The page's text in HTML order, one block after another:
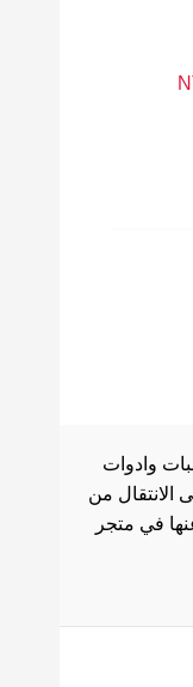
وادوات
الانتقال من
في متجر